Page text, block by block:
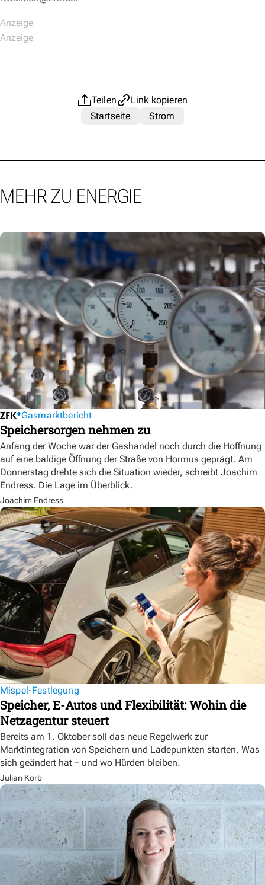
Teilen
Link kopieren
Startseite
Strom
MEHR ZU ENERGIE
Gasmarktbericht
Speichersorgen nehmen zu
Anfang der Woche war der Gashandel noch durch die Hoffnung
auf eine baldige Öffnung der Straße von Hormus geprägt. Am
Donnerstag drehte sich die Situation wieder, schreibt Joachim
Endress. Die Lage im Überblick.
Joachim Endress
Mispel-Festlegung
Speicher, E-Autos und Flexibilität: Wohin die
Netzagentur steuert
Bereits am 1. Oktober soll das neue Regelwerk zur
Marktintegration von Speichern und Ladepunkten starten. Was
sich geändert hat – und wo Hürden bleiben.
Julian Korb